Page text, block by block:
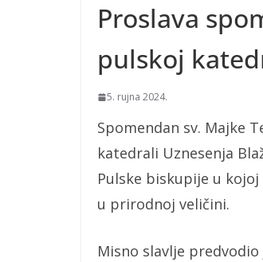
Proslava
pulskoj
5. rujna 2024.
Spomendan sv. Majke
katedrali Uznesenja
Pulske biskupije u
u prirodnoj veličini.
Misno slavlje